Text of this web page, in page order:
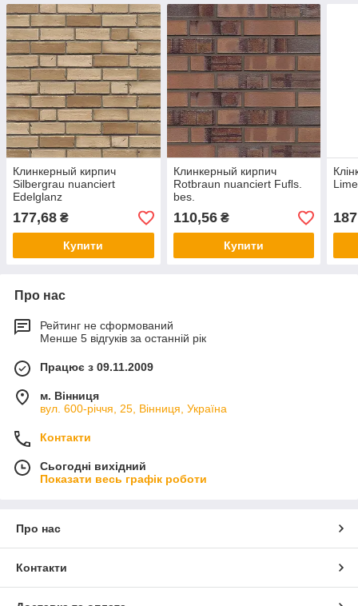
Клинкерный кирпич
Silbergrau nuanciert
Edelglanz
177,68 ₴
Купити
Клинкерный кирпич
Rotbraun nuanciert Fuﬂs.
bes.
110,56₴
Купити
Про нас
Рейтинг не сформований
Менше 5 відгуків за останній рік
Працює з 09.11.2009
м. Вінниця
вул. 600-річчя, 25, Вінниця, Україна
Контакти
Сьогодні вихідний
Показати весь графік роботи
Про нас
Контакти